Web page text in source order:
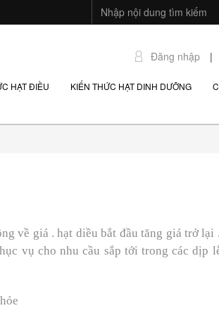
Đăng nhập |
HẠT ĐIỀU KIẾN THỨC HẠT DINH DƯỠNG
về giá . hạt diều bắt đầu tăng giá trở lại
vụ cho nhu cầu sắp tới trong các dịp